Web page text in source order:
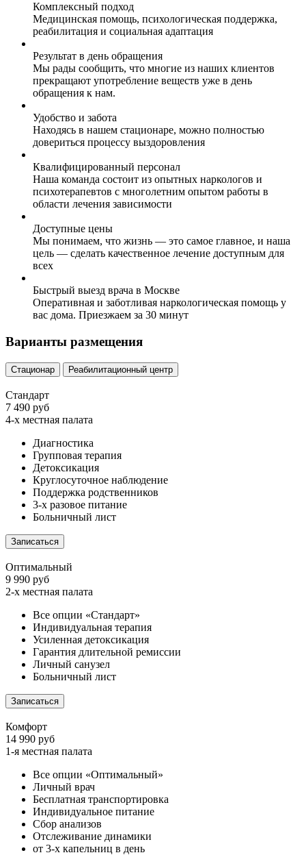
Комплексный подход
Медицинская помощь, психологическая поддержка,
реабилитация и социальная адаптация
Результат в день обращения
Мы рады сообщить, что многие из наших клиентов
прекращают употребление веществ уже в день
обращения к нам.
Удобство и забота
Находясь в нашем стационаре, можно полностью
довериться процессу выздоровления
Квалифицированный персонал
Наша команда состоит из опытных наркологов и
психотерапевтов с многолетним опытом работы в
области лечения зависимости
Доступные цены
Мы понимаем, что жизнь — это самое главное, и наша
цель — сделать качественное лечение доступным для
всех
Быстрый выезд врача в Москве
Оперативная и заботливая наркологическая помощь у
вас дома. Приезжаем за 30 минут
Варианты размещения
Стационар Реабилитационный центр
Стандарт
7 490 руб
4-х местная палата
Диагностика
Групповая терапия
Детоксикация
Круглосуточное наблюдение
Поддержка родственников
3-х разовое питание
Больничный лист
Записаться
Оптимальный
9 990 руб
2-х местная палата
Все опции «Стандарт»
Индивидуальная терапия
Усиленная детоксикация
Гарантия длительной ремиссии
Личный санузел
Больничный лист
Записаться
Комфорт
14 990 руб
1-я местная палата
Все опции «Оптимальный»
Личный врач
Бесплатная транспортировка
Индивидуальное питание
Сбор анализов
Отслеживание динамики
от 3-х капельниц в день